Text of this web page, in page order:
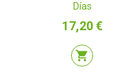
Días
Precio
17,20 €
shopping_cart